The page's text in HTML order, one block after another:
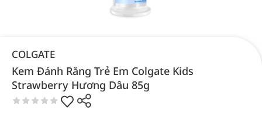
COLGATE
Kem Đánh Răng Trẻ Em Colgate Kids
Strawberry Hương Dâu 85g